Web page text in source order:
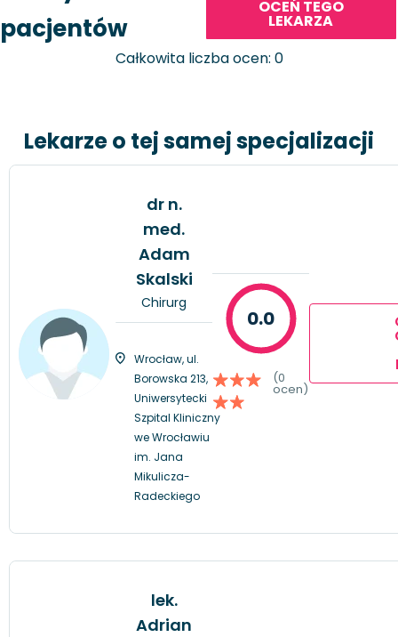
pacjentów
OCEŃ TEGO
LEKARZA
Całkowita liczba ocen: 0
Lekarze o tej samej specjalizacji
dr n.
med.
Adam
Skalski
Chirurg
Wrocław, ul.
Borowska 213,
Uniwersytecki
Szpital Kliniczny
we Wrocławiu
im. Jana
Mikulicza-
Radeckiego
0.0
(0
ocen)
lek.
Adrian